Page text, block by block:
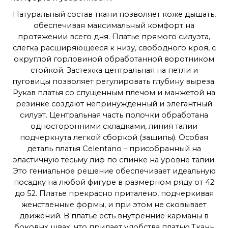
• Не выкручивайте: Аккуратно отожмите платье, не
выкручивая его.
• Сушите в горизонтальном положении: Разложите
платье на горизонтальной поверхности, чтобы
избежать деформации.
• Гладьте на низкой температуре: Если необходимо,
гладьте платье с изнаночной стороны на
минимальной температуре.
• Не стирайте слишком часто: Шерсть и хлопок не
требуют частой стирки. Проветривайте платье
Почувствуйте гармонию стиля и комфорта с
Celentano!
Натуральный состав ткани позволяет коже дышать,
обеспечивая максимальный комфорт на
протяжении всего дня. Платье прямого силуэта,
слегка расширяющееся к низу, свободного кроя, с
округлой горловиной обработанной воротником
стойкой. Застежка центральная на петли и
пуговицы позволяет регулировать глубину выреза.
Рукав платья со спущенным плечом и манжетой на
резинке создают непринужденный и элегантный
силуэт. Центральная часть полочки обработана
односторонними складками, линия талии
подчеркнута легкой сборкой (защипы). Особая
деталь платья Celentano – присобранный на
эластичную тесьму лиф по спинке на уровне талии.
Это гениальное решение обеспечивает идеальную
посадку на любой фигуре в размерном ряду от 42
до 52. Платье прекрасно приталено, подчеркивая
женственные формы, и при этом не сковывает
движений. В платье есть внутренние карманы в